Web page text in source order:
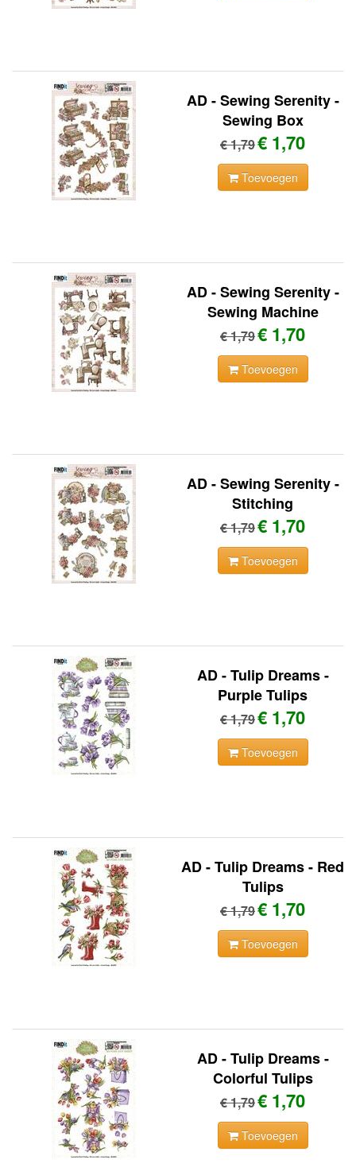
AD - Sewing Serenity -
Sewing Box
€ 1,79€ 1,70
Toevoegen
AD - Sewing Serenity -
Sewing Machine
€ 1,79€ 1,70
Toevoegen
AD - Sewing Serenity -
Stitching
€ 1,79€ 1,70
Toevoegen
AD - Tulip Dreams -
Purple Tulips
€ 1,79€ 1,70
Toevoegen
AD - Tulip Dreams - Red
Tulips
€ 1,79€ 1,70
Toevoegen
AD - Tulip Dreams -
Colorful Tulips
€ 1,79€ 1,70
Toevoegen